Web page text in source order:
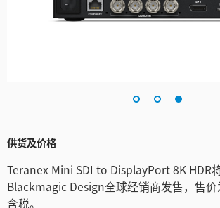
供货及价格
Teranex Mini SDI to DisplayPort 8K HDR
Blackmagic Design全球经销商发售，售价
含税。